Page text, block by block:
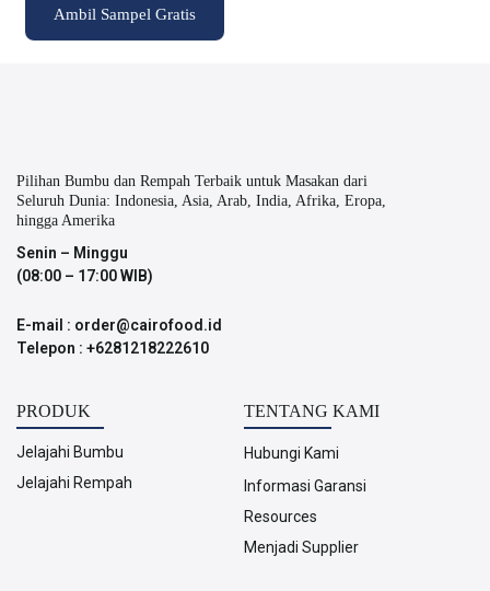
Ambil Sampel Gratis
Pilihan Bumbu dan Rempah Terbaik untuk Masakan dari
Seluruh Dunia: Indonesia, Asia, Arab, India, Afrika, Eropa,
hingga Amerika
Senin – Minggu
(08:00 – 17:00 WIB)
E-mail : order@cairofood.id
Telepon : +6281218222610
PRODUK
Jelajahi Bumbu
Jelajahi Rempah
TENTANG KAMI
Hubungi Kami
Informasi Garansi
Resources
Menjadi Supplier